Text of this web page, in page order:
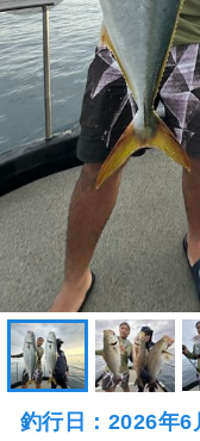
釣行日：2026年6